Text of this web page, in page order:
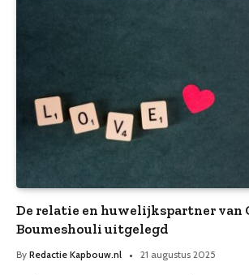
De relatie en huwelijkspartner van
Boumeshouli uitgelegd
By Redactie Kapbouw.nl 21 augustus 2025